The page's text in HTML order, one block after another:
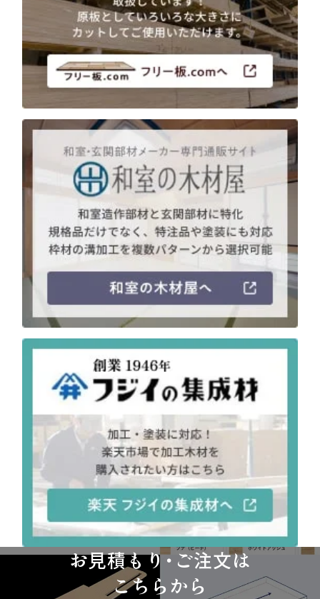
お見積もり・ご注文は
こちらから